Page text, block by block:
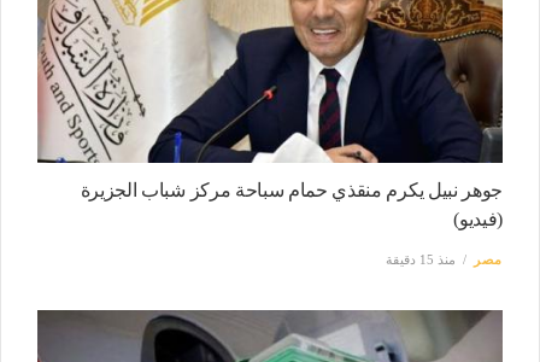
جوهر نبيل يكرم منقذي حمام سباحة مركز شباب الجزيرة
(فيديو)
مصر منذ 15 دقيقة